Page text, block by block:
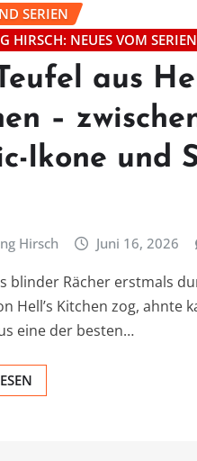
SERIEN
HIRSCH: NEUES VOM
aus
–
Ikone und
Hirsch Juni 16, 2026
blinder Rächer erstmals
Hell’s Kitchen zog, ahnte
eine der besten…